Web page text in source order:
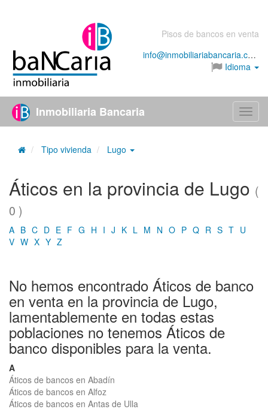
Pisos de bancos en venta
info@inmobiliariabancaria.com
Idioma
Menú
Inmobiliaria Bancaria
Tipo vivienda Lugo
Áticos en la provincia de Lugo (
0 )
A B C D E F G H I J K L M N O P Q R S T U
V W X Y Z
No hemos encontrado Áticos de banco
en venta en la provincia de Lugo,
lamentablemente en todas estas
poblaciones no tenemos Áticos de
banco disponibles para la venta.
A
Áticos de bancos en Abadín
Áticos de bancos en Alfoz
Áticos de bancos en Antas de Ulla